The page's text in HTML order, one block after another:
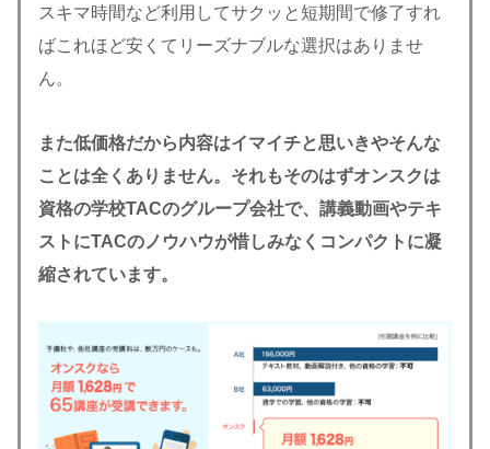
スキマ時間など利用してサクッと短期間で修了すれ
ばこれほど安くてリーズナブルな選択はありませ
ん。
また低価格だから内容はイマイチと思いきやそんな
ことは全くありません。それもそのはずオンスクは
資格の学校TACのグループ会社で、講義動画やテキ
ストにTACのノウハウが惜しみなくコンパクトに凝
縮されています。